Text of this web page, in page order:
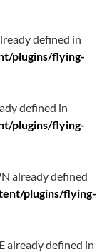
defined in
plugins/flying-
defined in
plugins/flying-
already defined
plugins/flying-
already defined in